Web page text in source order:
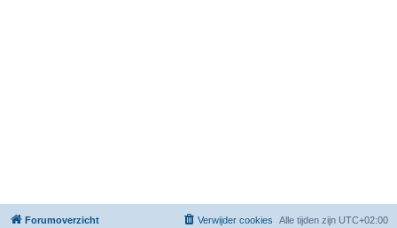
Forumoverzicht Alle tijden zijn UTC+02:00
Verwijder cookies